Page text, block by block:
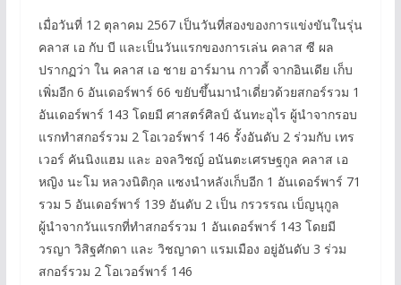
เมื่อวันที่ 12 ตุลาคม 2567 เป็นวันที่สองของการแข่งขันในรุ่น
คลาส เอ กับ บี และเป็นวันแรกของการเล่น คลาส ซี ผล
ปรากฏว่า ใน คลาส เอ ชาย อาร์มาน กาวดี้ จากอินเดีย เก็บ
เพิ่มอีก 6 อันเดอร์พาร์ 66 ขยับขึ้นมานำเดี่ยวด้วยสกอร์รวม 1
อันเดอร์พาร์ 143 โดยมี ศาสตร์ศิลป์ ฉันทะอุไร ผู้นำจากรอบ
แรกทำสกอร์รวม 2 โอเวอร์พาร์ 146 รั้งอันดับ 2 ร่วมกับ เทร
เวอร์ คันนิงแฮม และ อจลวิชญ์ อนันตะเศรษฐกูล คลาส เอ
หญิง นะโม หลวงนิติกุล แซงนำหลังเก็บอีก 1 อันเดอร์พาร์ 71
รวม 5 อันเดอร์พาร์ 139 อันดับ 2 เป็น กรวรรณ เบ็ญนุกูล
ผู้นำจากวันแรกที่ทำสกอร์รวม 1 อันเดอร์พาร์ 143 โดยมี
วรญา วิสิฐศักดา และ วิชญาดา แรมเมือง อยู่อันดับ 3 ร่วม
สกอร์รวม 2 โอเวอร์พาร์ 146